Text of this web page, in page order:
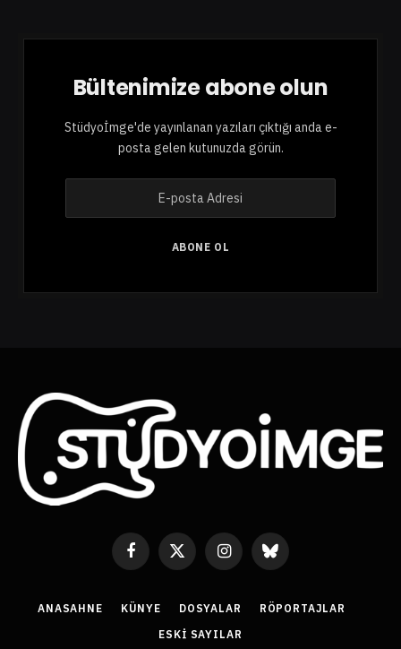
Bültenimize abone olun
Stüdyoİmge'de yayınlanan yazıları çıktığı anda e-
posta gelen kutunuzda görün.
s
ABONE OL
Facebook
X
InstagramBluesky
ANASAHNE KÜNYE DOSYALAR
RÖPORTAJLAR
ESKI SAYILAR